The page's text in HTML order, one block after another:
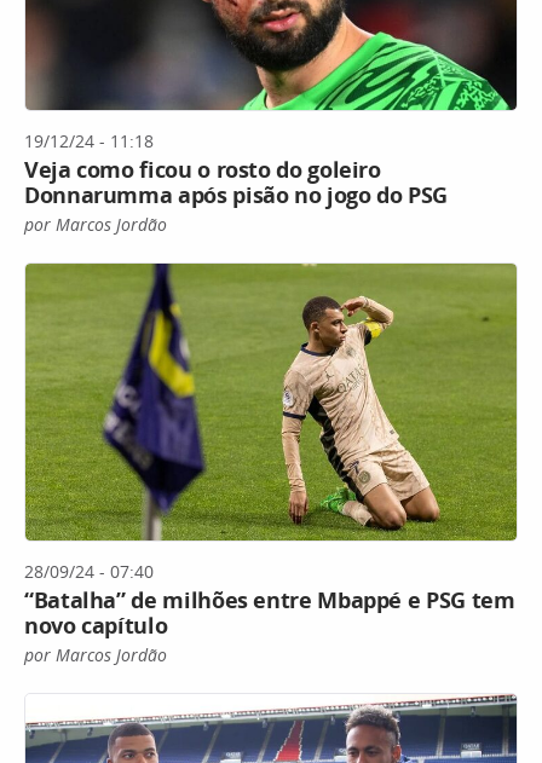
19/12/24 - 11:18
Veja como ficou o rosto do goleiro
Donnarumma após pisão no jogo do PSG
por Marcos Jordão
28/09/24 - 07:40
“Batalha” de milhões entre Mbappé e PSG tem
novo capítulo
por Marcos Jordão